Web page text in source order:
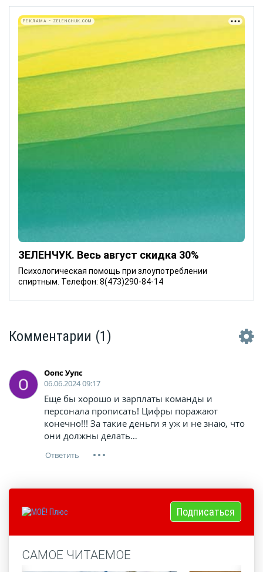
ЗЕЛЕНЧУК. Весь август скидка 30%
Психологическая помощь при злоупотреблении
спиртным. Телефон: 8(473)290-84-14
РЕКЛАМА • ZELENCHUK.COM
Комментарии (1)
Оопс Уупс
06.06.2024 09:17
Еще бы хорошо и зарплаты команды и
персонала прописать! Цифры поражают
конечно!!! За такие деньги я уж и не знаю, что
они должны делать…
Подписаться
САМОЕ ЧИТАЕМОЕ